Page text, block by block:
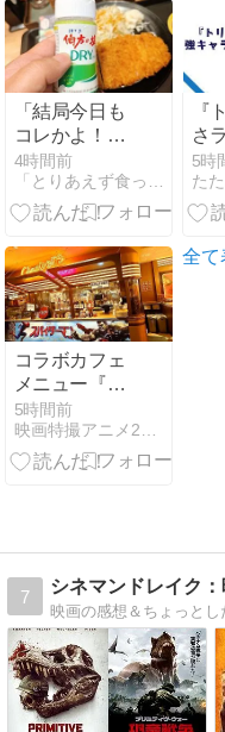
祭』 2026.8.2.
池袋HUMAX
シネマズ #サ
メ映画 #東京
国際サメ映画
祭 #第三回東
京国際サメ映
画祭
る
ラ
見
「結局今日も
コレかよ！」
の社畜飯
4時間前
『
さ
グ
ラ
5時
コラボカフェ
メニュー『ス
パイダーマ
ン：ブラン
ド・ニュー・
27日(木) （予
定）クラッパ
ーズダイナー
グランドシネ
マサンシャイ
ン 池袋 5階
2026.7.10. #ス
パイダーマン
5時間前
全て
7
シネマンドレイク